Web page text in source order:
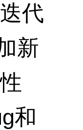
代
新
和